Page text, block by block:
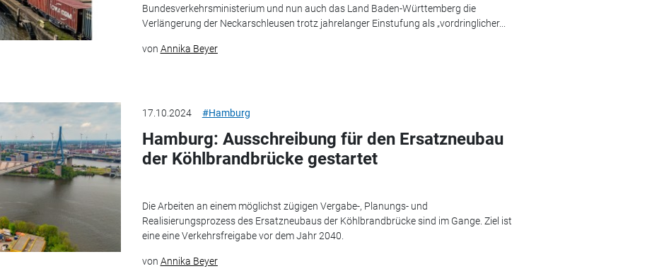
Bundesverkehrsministerium und nun auch das Land Baden-Württemberg die
Verlängerung der Neckarschleusen trotz jahrelanger Einstufung als „vordringlicher...
von Annika Beyer
17.10.2024 #Hamburg
Hamburg: Ausschreibung für den Ersatzneubau
der Köhlbrandbrücke gestartet
Die Arbeiten an einem möglichst zügigen Vergabe-, Planungs- und
Realisierungsprozess des Ersatzneubaus der Köhlbrandbrücke sind im Gange. Ziel ist
eine eine Verkehrsfreigabe vor dem Jahr 2040.
von Annika Beyer